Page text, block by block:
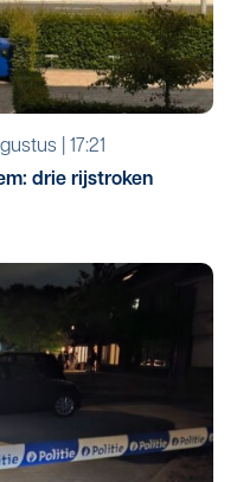
| 17:21
drie rijstroken